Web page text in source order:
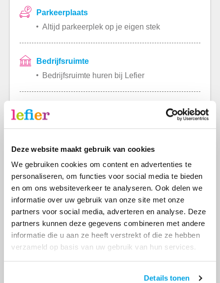
Deze website maakt gebruik van cookies
We gebruiken cookies om content en advertenties te
personaliseren, om functies voor social media te bieden
en om ons websiteverkeer te analyseren. Ook delen we
informatie over uw gebruik van onze site met onze
partners voor social media, adverteren en analyse. Deze
partners kunnen deze gegevens combineren met andere
informatie die u aan ze heeft verstrekt of die ze hebben
verzameld op basis van uw gebruik van hun services.
Details tonen
Parkeerplaats
Altijd parkeerplek op je eigen stek
Bedrijfsruimte
Bedrijfsruimte huren bij Lefier
Terugkoopregeling
Bekijk ons aanbod